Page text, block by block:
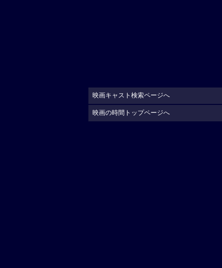
映画キャスト検索ページへ
映画の時間トップページへ